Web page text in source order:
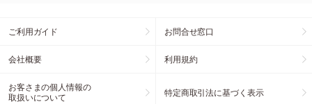
ご利用ガイド お問合せ窓口
会社概要 利用規約
お客さまの個人情報の
取扱いについて
特定商取引法に基づく表示